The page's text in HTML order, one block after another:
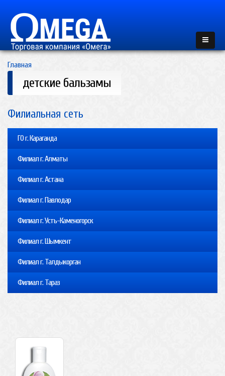
Главная
детские бальзамы
Филиальная сеть
ГО г. Караганда
Филиал г. Алматы
Филиал г. Астана
Филиал г. Павлодар
Филиал г. Усть-Каменогорск
Филиал г. Шымкент
Филиал г. Талдыкорган
Филиал г. Тараз